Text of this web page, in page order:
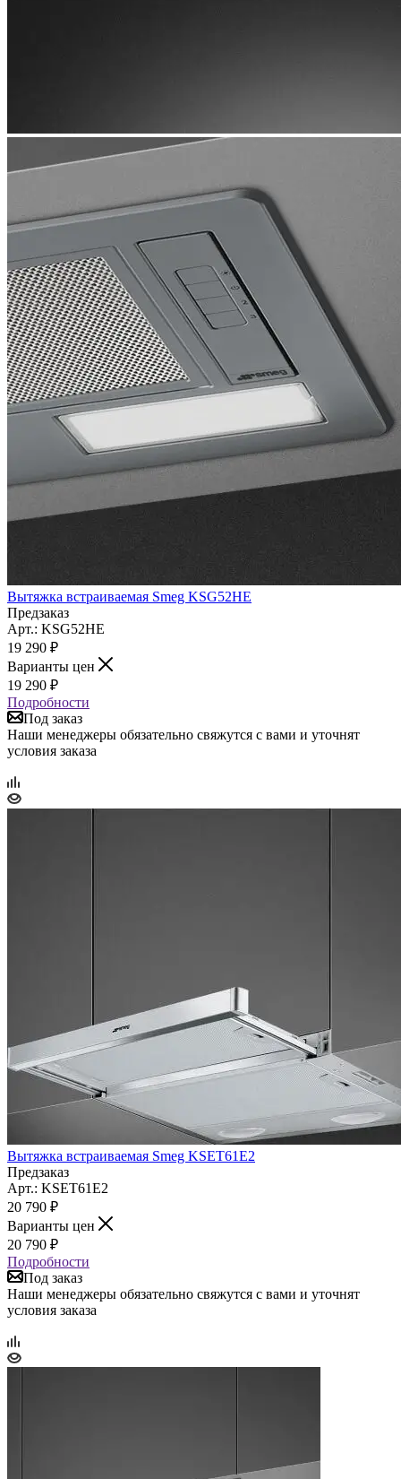
Вытяжка встраиваемая Smeg KSG52HE
Предзаказ
Арт.: KSG52HE
19 290 ₽
Варианты цен
19 290 ₽
Подробности
Под заказ
Наши менеджеры обязательно свяжутся с вами и уточнят
условия заказа
Вытяжка встраиваемая Smeg KSET61E2
Предзаказ
Арт.: KSET61E2
20 790 ₽
Варианты цен
20 790 ₽
Подробности
Под заказ
Наши менеджеры обязательно свяжутся с вами и уточнят
условия заказа